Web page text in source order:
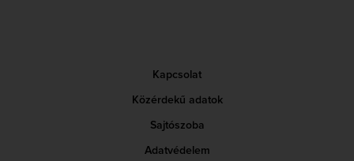
Kapcsolat
Közérdekű adatok
Sajtószoba
Adatvédelem